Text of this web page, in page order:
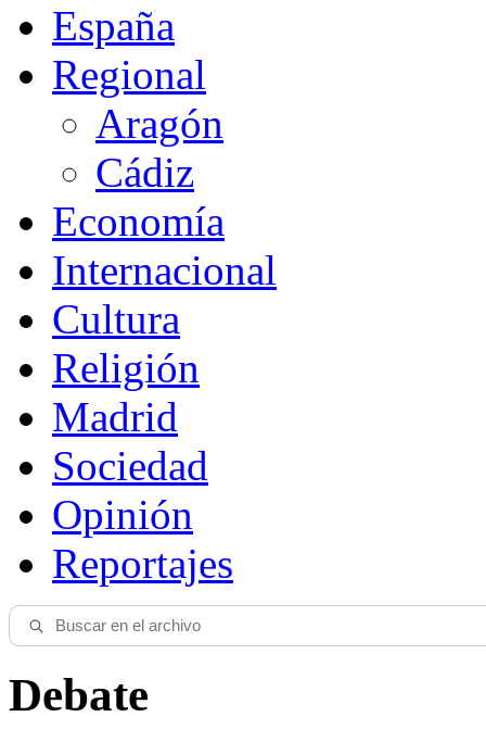
España
Regional
Aragón
Cádiz
Economía
Internacional
Cultura
Religión
Madrid
Sociedad
Opinión
Reportajes
Debate